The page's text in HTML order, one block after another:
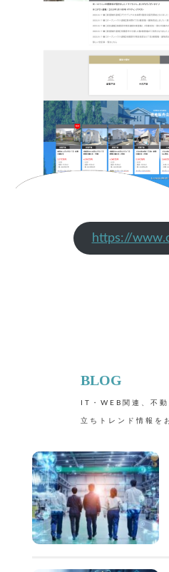
https://
BLOG
IT・WEB関連、不
立ちトレンド情報を